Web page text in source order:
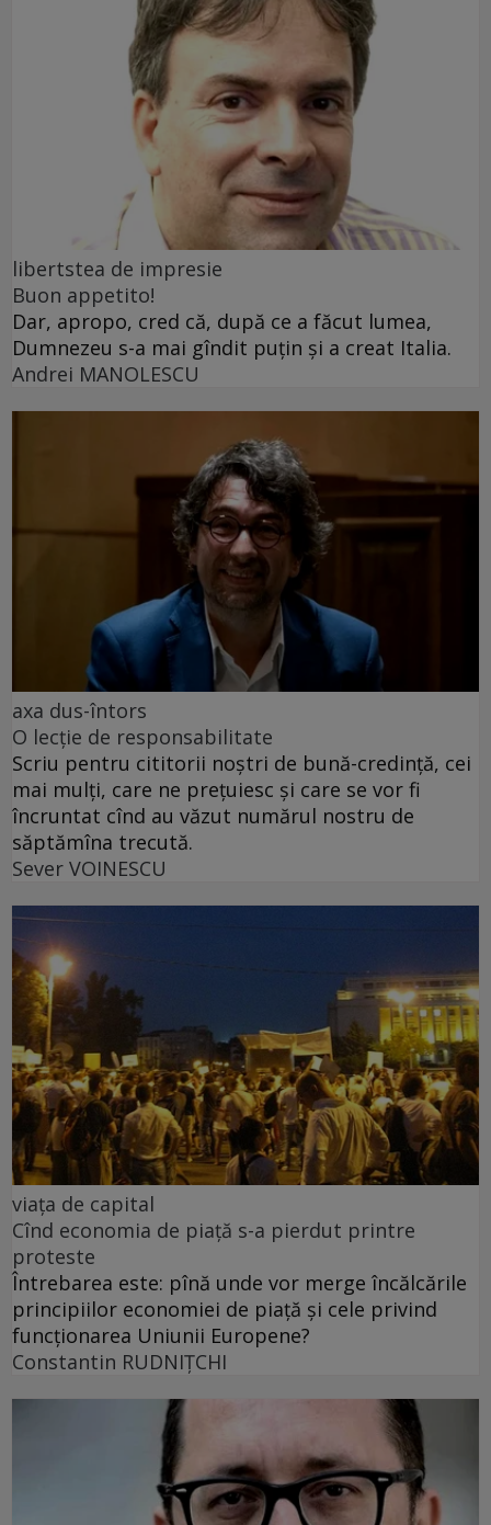
libertstea de impresie
Buon appetito!
Dar, apropo, cred că, după ce a făcut lumea,
Dumnezeu s-a mai gîndit puțin și a creat Italia.
Andrei MANOLESCU
axa dus-întors
O lecție de responsabilitate
Scriu pentru cititorii noștri de bună-credință, cei
mai mulți, care ne prețuiesc și care se vor fi
încruntat cînd au văzut numărul nostru de
săptămîna trecută.
Sever VOINESCU
viața de capital
Cînd economia de piață s-a pierdut printre
proteste
Întrebarea este: pînă unde vor merge încălcările
principiilor economiei de piață și cele privind
funcționarea Uniunii Europene?
Constantin RUDNIŢCHI